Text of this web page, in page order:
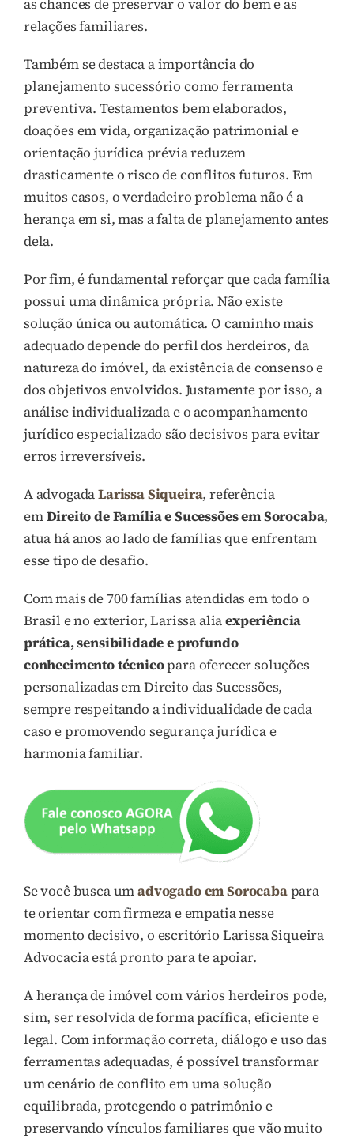
as chances de preservar o valor do bem e as
relações familiares.
Também se destaca a importância do
planejamento sucessório como ferramenta
preventiva. Testamentos bem elaborados,
doações em vida, organização patrimonial e
orientação jurídica prévia reduzem
drasticamente o risco de conflitos futuros. Em
muitos casos, o verdadeiro problema não é a
herança em si, mas a falta de planejamento antes
dela.
Por fim, é fundamental reforçar que cada família
possui uma dinâmica própria. Não existe
solução única ou automática. O caminho mais
adequado depende do perfil dos herdeiros, da
natureza do imóvel, da existência de consenso e
dos objetivos envolvidos. Justamente por isso, a
análise individualizada e o acompanhamento
jurídico especializado são decisivos para evitar
erros irreversíveis.
A advogadaLarissa Siqueira, referência
emDireito de Família e Sucessões em Sorocaba,
atua há anos ao lado de famílias que enfrentam
esse tipo de desafio.
Com mais de 700 famílias atendidas em todo o
Brasil e no exterior, Larissa aliaexperiência
prática, sensibilidade e profundo
conhecimento técnicopara oferecer soluções
personalizadas em Direito das Sucessões,
sempre respeitando a individualidade de cada
caso e promovendo segurança jurídica e
harmonia familiar.
Se você busca umadvogado em Sorocabapara
te orientar com firmeza e empatia nesse
momento decisivo, o escritório Larissa Siqueira
Advocacia está pronto para te apoiar.
A herança de imóvel com vários herdeiros pode,
sim, ser resolvida de forma pacífica, eficiente e
legal. Com informação correta, diálogo e uso das
ferramentas adequadas, é possível transformar
um cenário de conflito em uma solução
equilibrada, protegendo o patrimônio e
preservando vínculos familiares que vão muito